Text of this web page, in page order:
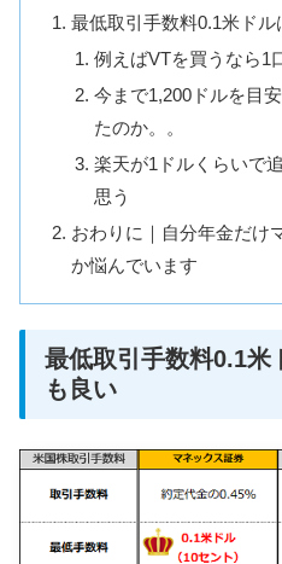
最低取引手数料0.1米ド
例えばVTを買うなら1
今まで1,200ドルを目
たのか。。
楽天が1ドルくらいで
思う
おわりに｜自分年金だけ
か悩んでいます
最低取引手数料0.1米
も良い